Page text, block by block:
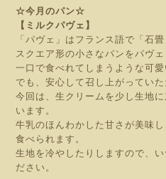
☆今月のパン☆
【ミルクパヴェ】
「パヴェ」はフランス語で「石
スクエア形の小さなパンをパヴェ
一口で食べれてしまうような可
でも、安心して召し上がっていた
今回は、生クリームを少し生地
います。
牛乳のほんわかした甘さが美味
食べられます。
生地を冷やしたりしますので、
ださい。